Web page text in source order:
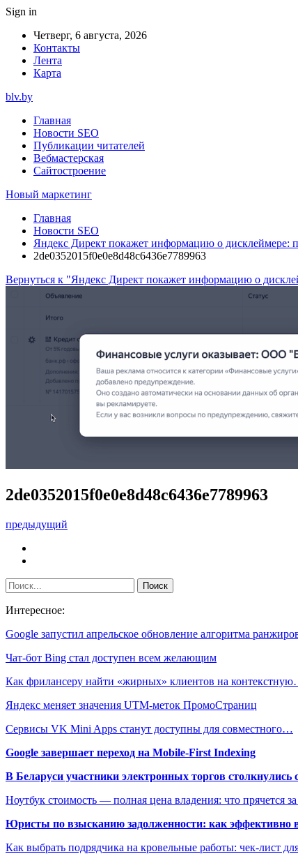
Sign in
Четверг, 6 августа, 2026
Контакты
Лента
Карта
blv.by
Главная
Новости SEO
Публикации читателей
Вебмастерская
Сайтостроение
Новый маркетинг
Главная
Новости SEO
Яндекс Директ покажет информацию о дисклеймере:
2de0352015f0e0e8d48c6436e7789963
Вернуться к "Яндекс Директ покажет информацию о
2de0352015f0e0e8d48c6436e7789963
предыдущий
Интересное:
Google запустил апрельское обновление алгоритма
Чат-бот Bing стал доступен всем желающим
Как фрилансеру найти «жирных» клиентов на
Яндекс меняет значения UTM-меток ПромоСтраниц
Сервисы VK Mini Apps станут доступны для совместного…
Google завершает переход на Mobile-First Indexing
В Беларуси участники электронных торгов столкнулись
Ноутбук стоимость — полная цена владения: что прячется
Юристы по взысканию задолженности: как эффективно
Как выбрать подрядчика на кровельные работы: чек-лист